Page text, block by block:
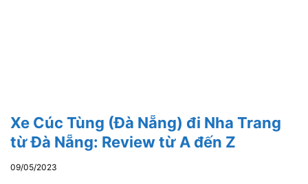
Xe Cúc Tùng (Đà Nẵng) đi Nha Trang
từ Đà Nẵng: Review từ A đến Z
09/05/2023